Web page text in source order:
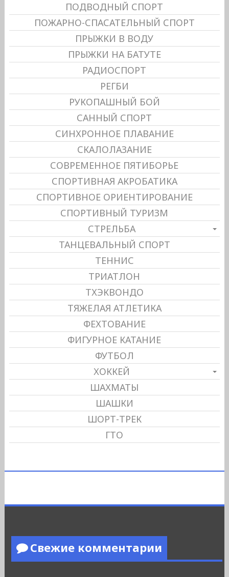
ПОДВОДНЫЙ СПОРТ
ПОЖАРНО-СПАСАТЕЛЬНЫЙ СПОРТ
ПРЫЖКИ В ВОДУ
ПРЫЖКИ НА БАТУТЕ
РАДИОСПОРТ
РЕГБИ
РУКОПАШНЫЙ БОЙ
САННЫЙ СПОРТ
СИНХРОННОЕ ПЛАВАНИЕ
СКАЛОЛАЗАНИЕ
СОВРЕМЕННОЕ ПЯТИБОРЬЕ
СПОРТИВНАЯ АКРОБАТИКА
СПОРТИВНОЕ ОРИЕНТИРОВАНИЕ
СПОРТИВНЫЙ ТУРИЗМ
СТРЕЛЬБА
ТАНЦЕВАЛЬНЫЙ СПОРТ
ТЕННИС
ТРИАТЛОН
ТХЭКВОНДО
ТЯЖЕЛАЯ АТЛЕТИКА
ФЕХТОВАНИЕ
ФИГУРНОЕ КАТАНИЕ
ФУТБОЛ
ХОККЕЙ
ШАХМАТЫ
ШАШКИ
ШОРТ-ТРЕК
ГТО
Свежие комментарии